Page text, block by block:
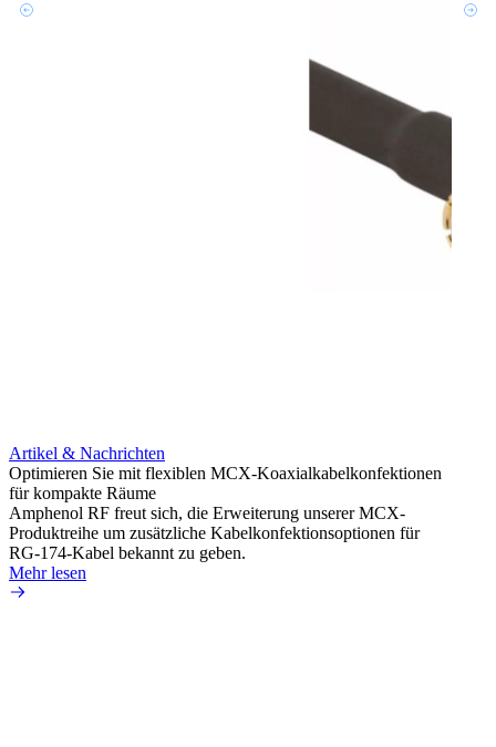
Artikel & Nachrichten
Optimieren Sie mit flexiblen MCX-Koaxialkabelkonfektionen
für kompakte Räume
Amphenol RF freut sich, die Erweiterung unserer MCX-
Produktreihe um zusätzliche Kabelkonfektionsoptionen für
RG-174-Kabel bekannt zu geben.
Mehr lesen